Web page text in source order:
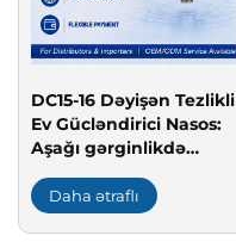
DC15-16 Dəyişən Tezlikli
Ev Gücləndirici Nasos:
Aşağı gərginlikdə
nasosu
Daha ətraflı